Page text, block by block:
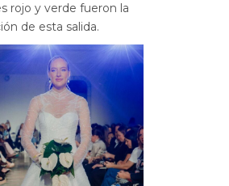
rojo y verde fueron la
de esta salida.